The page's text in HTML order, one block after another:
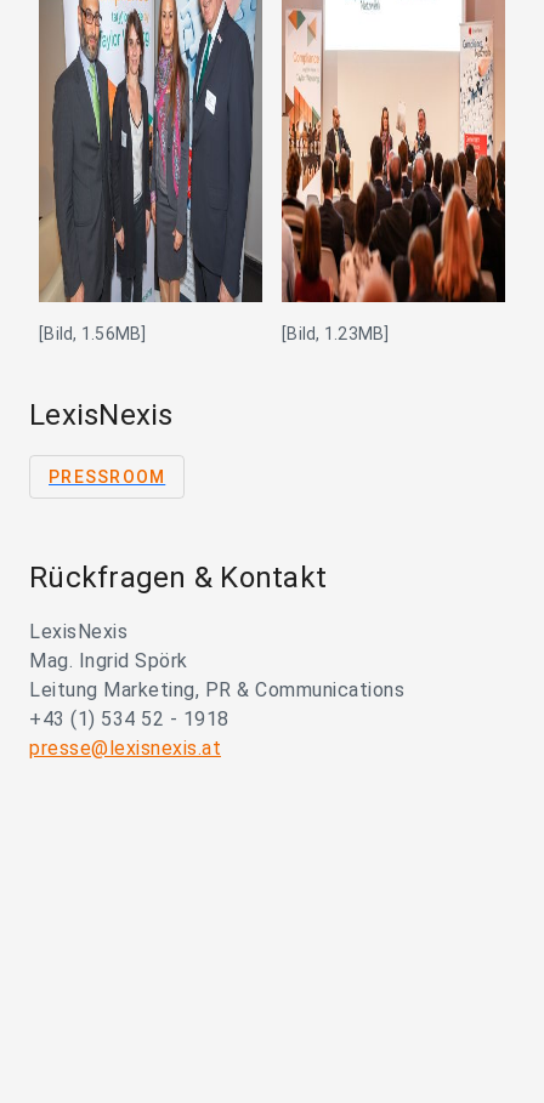
[Bild, 1.56MB] [Bild, 1.23MB]
LexisNexis
PRESSROOM
Rückfragen & Kontakt
LexisNexis
Mag. Ingrid Spörk
Leitung Marketing, PR & Communications
+43 (1) 534 52 - 1918
presse@lexisnexis.at